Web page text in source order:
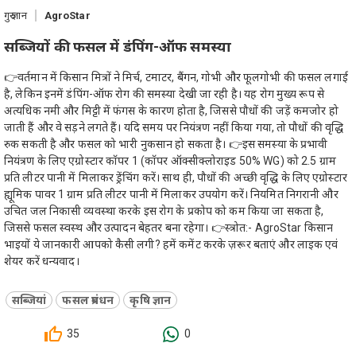
गुरु ज्ञान AgroStar
सब्जियों की फसल में डंपिंग-ऑफ समस्या
👉वर्तमान में किसान मित्रों ने मिर्च, टमाटर, बैंगन, गोभी और फूलगोभी की फसल लगाई
है, लेकिन इनमें डंपिंग-ऑफ रोग की समस्या देखी जा रही है। यह रोग मुख्य रूप से
अत्यधिक नमी और मिट्टी में फंगस के कारण होता है, जिससे पौधों की जड़ें कमजोर हो
जाती हैं और वे सड़ने लगते हैं। यदि समय पर नियंत्रण नहीं किया गया, तो पौधों की वृद्धि
रुक सकती है और फसल को भारी नुकसान हो सकता है। 👉इस समस्या के प्रभावी
नियंत्रण के लिए एग्रोस्टार कॉपर 1 (कॉपर ऑक्सीक्लोराइड 50% WG) को 2.5 ग्राम
प्रति लीटर पानी में मिलाकर ड्रेंचिंग करें। साथ ही, पौधों की अच्छी वृद्धि के लिए एग्रोस्टार
ह्यूमिक पावर 1 ग्राम प्रति लीटर पानी में मिलाकर उपयोग करें। नियमित निगरानी और
उचित जल निकासी व्यवस्था करके इस रोग के प्रकोप को कम किया जा सकता है,
जिससे फसल स्वस्थ और उत्पादन बेहतर बना रहेगा। 👉स्त्रोत:- AgroStar किसान
भाइयों ये जानकारी आपको कैसी लगी? हमें कमेंट करके ज़रूर बताएं और लाइक एवं
शेयर करें धन्यवाद।
सब्जियां फसल प्रबंधन कृषि ज्ञान
35 0